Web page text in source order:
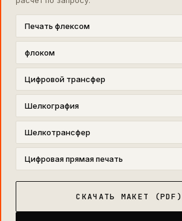
Печать флексом
флоком
Цифровой трансфер
Шелкография
Шелкотрансфер
Цифровая прямая печать
СКАЧАТЬ МАКЕТ